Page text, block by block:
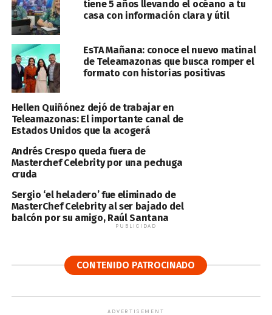
tiene 5 años llevando el océano a tu
casa con información clara y útil
EsTA Mañana: conoce el nuevo matinal
de Teleamazonas que busca romper el
formato con historias positivas
Hellen Quiñónez dejó de trabajar en
Teleamazonas: El importante canal de
Estados Unidos que la acogerá
Andrés Crespo queda fuera de
Masterchef Celebrity por una pechuga
cruda
Sergio ‘el heladero’ fue eliminado de
MasterChef Celebrity al ser bajado del
balcón por su amigo, Raúl Santana
PUBLICIDAD
CONTENIDO PATROCINADO
ADVERTISEMENT